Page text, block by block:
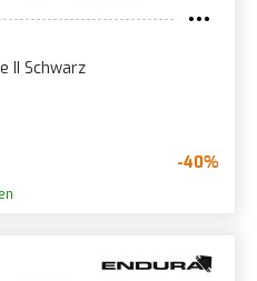
II Schwarz
-40%